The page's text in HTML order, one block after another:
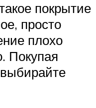
покрытие
просто
плохо
Покупая